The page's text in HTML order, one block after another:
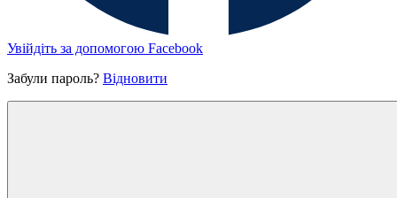
Увійдіть за допомогою Facebook
Забули пароль? Відновити